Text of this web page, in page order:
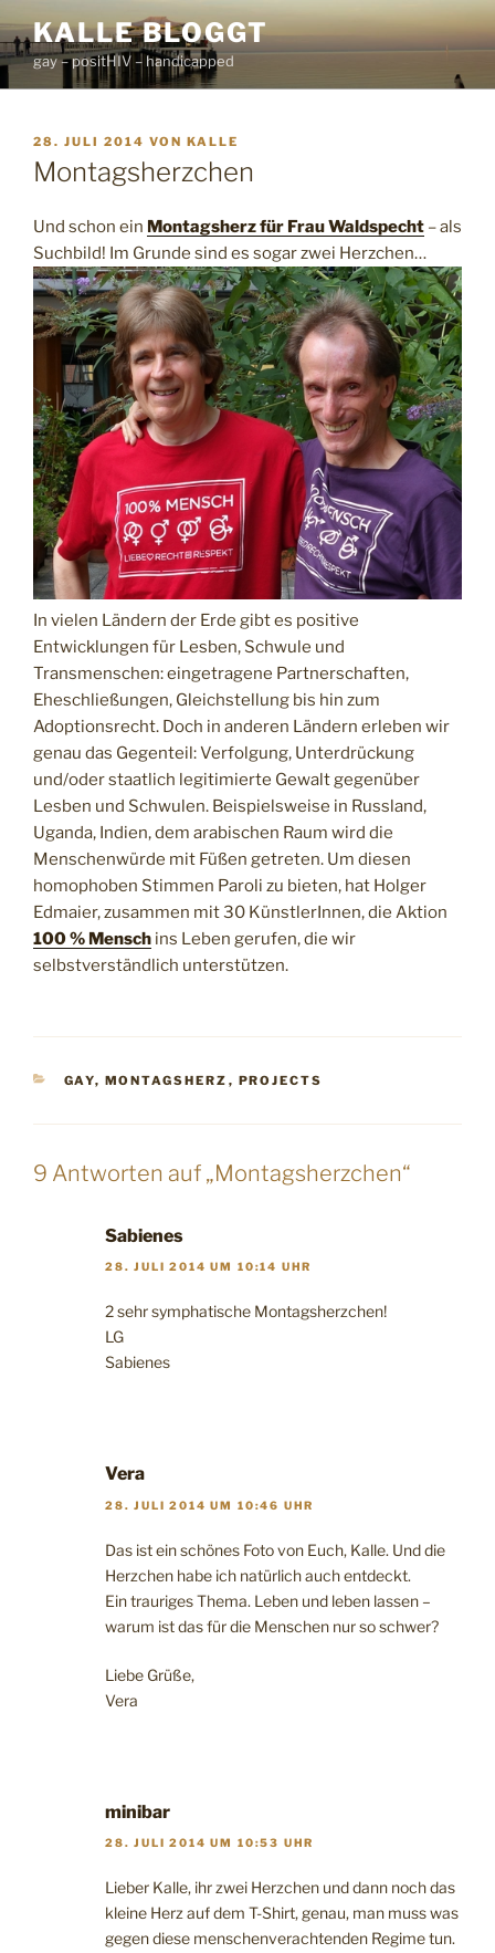
Inhalt
springen
KALLE BLOGGT
gay – positHIV – handicapped
VERÖFFENTLICHT
AM
28. JULI 2014 VON KALLE
Montagsherzchen
Und schon ein Montagsherz für Frau Waldspecht – als
Suchbild! Im Grunde sind es sogar zwei Herzchen…
In vielen Ländern der Erde gibt es positive
Entwicklungen für Lesben, Schwule und
Transmenschen: eingetragene Partnerschaften,
Eheschließungen, Gleichstellung bis hin zum
Adoptionsrecht. Doch in anderen Ländern erleben wir
genau das Gegenteil: Verfolgung, Unterdrückung
und/oder staatlich legitimierte Gewalt gegenüber
Lesben und Schwulen. Beispielsweise in Russland,
Uganda, Indien, dem arabischen Raum wird die
Menschenwürde mit Füßen getreten. Um diesen
homophoben Stimmen Paroli zu bieten, hat Holger
Edmaier, zusammen mit 30 KünstlerInnen, die Aktion
100 % Mensch ins Leben gerufen, die wir
selbstverständlich unterstützen.
KATEGORIEN
GAY, MONTAGSHERZ , PROJECTS
9 Antworten auf „Montagsherzchen“
Sabienes
28. JULI 2014 UM 10:14 UHR
2 sehr symphatische Montagsherzchen!
LG
Sabienes
Vera
28. JULI 2014 UM 10:46 UHR
Das ist ein schönes Foto von Euch, Kalle. Und die
Herzchen habe ich natürlich auch entdeckt.
Ein trauriges Thema. Leben und leben lassen –
warum ist das für die Menschen nur so schwer?
Liebe Grüße,
Vera
minibar
28. JULI 2014 UM 10:53 UHR
Lieber Kalle, ihr zwei Herzchen und dann noch das
kleine Herz auf dem T-Shirt, genau, man muss was
gegen diese menschenverachtenden Regime tun.